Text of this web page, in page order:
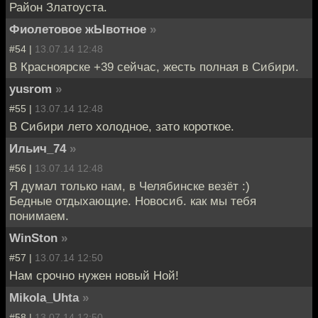
Район Златоуста.
Фиолетовое жЫвотное »
#54 | 13.07.14 12:48
В Красноярске +39 сейчас, жесть полная в Сибири.
yusrom »
#55 | 13.07.14 12:48
В Сибири лето холодное, зато короткое.
Ильич_74 »
#56 | 13.07.14 12:48
Я думал только нам, в Челябинске везёт :)
Бедные отдыхающие. Новосиб. как мы тебя
понимаем.
WinSton »
#57 | 13.07.14 12:50
Нам срочно нужен новый Ной!
Mikola_Uhta »